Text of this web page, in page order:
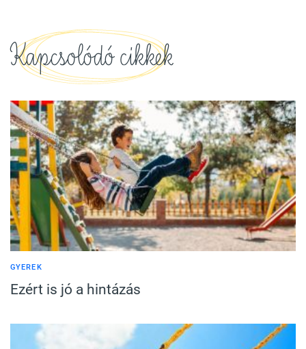
Kapcsolódó cikkek
GYEREK
Ezért is jó a hintázás